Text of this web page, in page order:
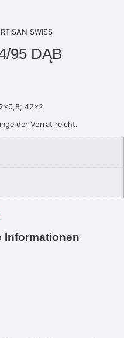
SWISS
95 DĄB
42×2
der Vorrat reicht.
Informationen